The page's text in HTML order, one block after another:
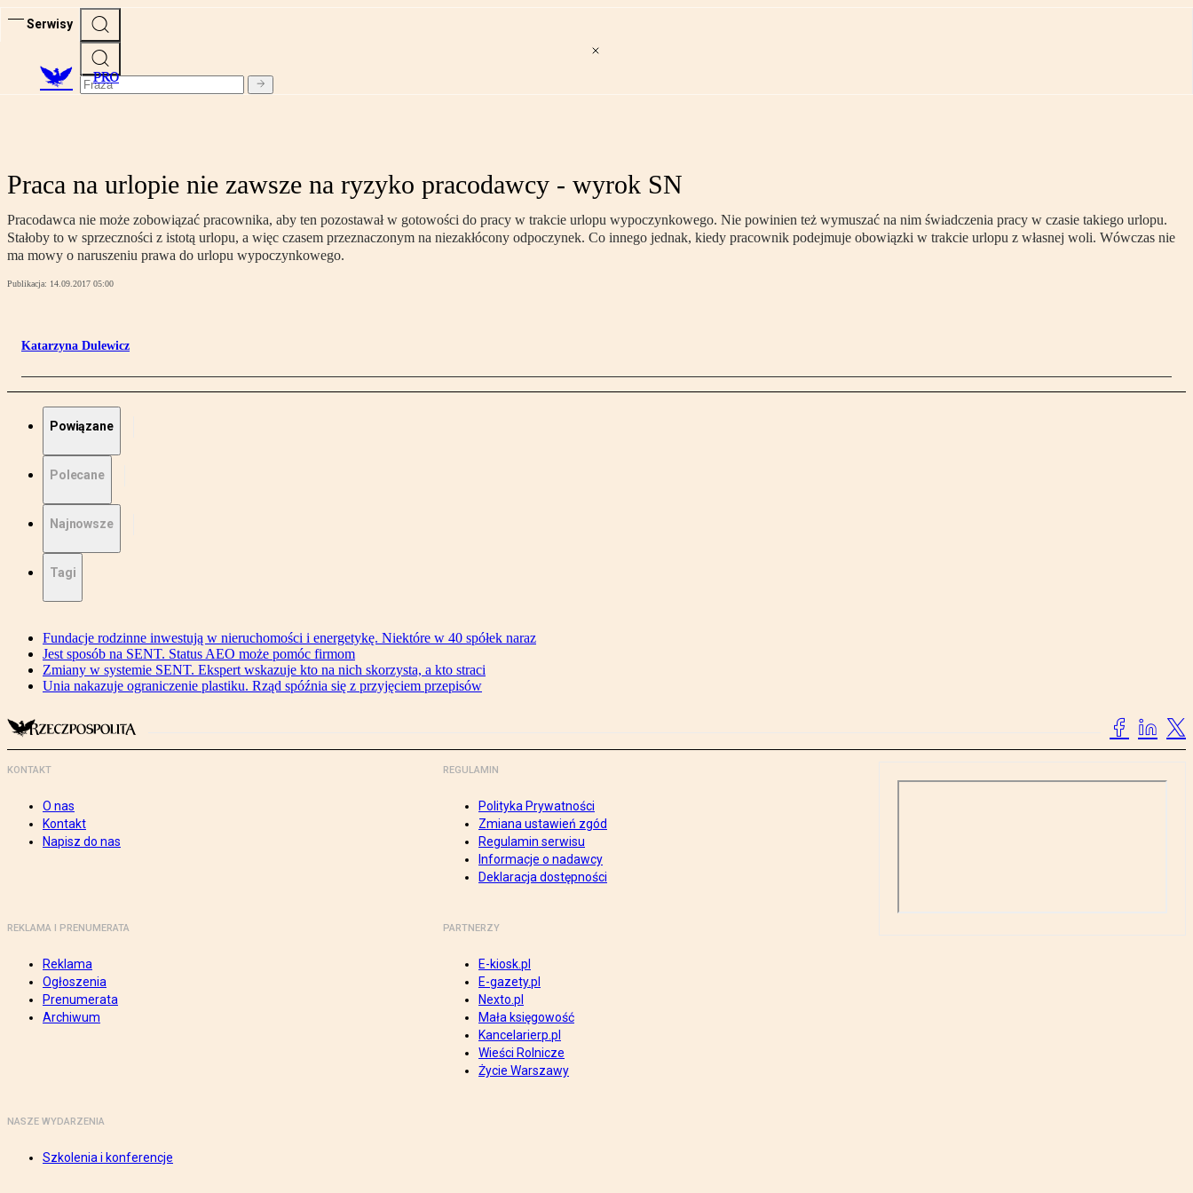
Serwisy
PRO
Praca na urlopie nie zawsze na ryzyko pracodawcy - wyrok SN
Pracodawca nie może zobowiązać pracownika, aby ten pozostawał w gotowości do pracy w trakcie urlopu wypoczynkowego. Nie powinien też wymuszać na nim świadczenia pracy w czasie takiego urlopu.
Stałoby to w sprzeczności z istotą urlopu, a więc czasem przeznaczonym na niezakłócony odpoczynek. Co innego jednak, kiedy pracownik podejmuje obowiązki w trakcie urlopu z własnej woli. Wówczas nie
ma mowy o naruszeniu prawa do urlopu wypoczynkowego.
Publikacja: 14.09.2017 05:00
Katarzyna Dulewicz
Powiązane
Polecane
Najnowsze
Tagi
Fundacje rodzinne inwestują w nieruchomości i energetykę. Niektóre w 40 spółek naraz
Jest sposób na SENT. Status AEO może pomóc firmom
Zmiany w systemie SENT. Ekspert wskazuje kto na nich skorzysta, a kto straci
Unia nakazuje ograniczenie plastiku. Rząd spóźnia się z przyjęciem przepisów
KONTAKT
O nas
Kontakt
Napisz do nas
REGULAMIN
Polityka Prywatności
Zmiana ustawień zgód
Regulamin serwisu
Informacje o nadawcy
Deklaracja dostępności
REKLAMA I PRENUMERATA
Reklama
Ogłoszenia
Prenumerata
Archiwum
PARTNERZY
E-kiosk.pl
E-gazety.pl
Nexto.pl
Mała księgowość
Kancelarierp.pl
Wieści Rolnicze
Życie Warszawy
NASZE WYDARZENIA
Szkolenia i konferencje